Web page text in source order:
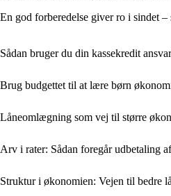
En god forberedelse giver ro i sindet
Sådan bruger du din kassekredit
Brug budgettet til at lære børn
Låneomlægning som vej til større
Arv i rater: Sådan foregår udbetaling
Struktur i økonomien: Vejen til bedre